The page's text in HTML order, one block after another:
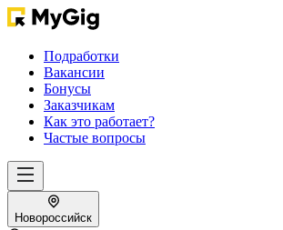
Подработки
Вакансии
Бонусы
Заказчикам
Как это работает?
Частые вопросы
Новороссийск